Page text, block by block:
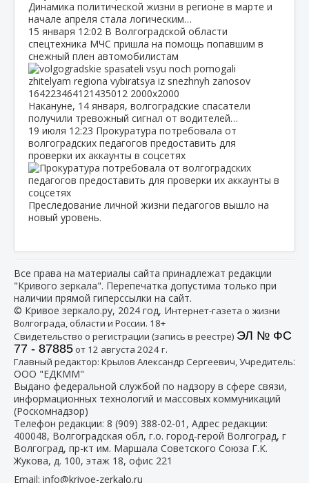
Динамика политической жизни в регионе в марте и
начале апреля стала логическим…
15 января 12:02 В Волгоградской области
спецтехника МЧС пришла на помощь попавшим в
снежный плен автомобилистам
Накануне, 14 января, волгоградские спасатели
получили тревожный сигнал от водителей…
19 июля 12:23 Прокуратура потребовала от
волгоградских педагогов предоставить для
проверки их аккаунты в соцсетях
Преследование личной жизни педагогов вышло на
новый уровень.
Все права на материалы сайта принадлежат редакции
"Кривого зеркала". Перепечатка допустима только при
наличии прямой гиперссылки на сайт.
© Кривое зеркало.ру, 2024 год, Интернет-газета о жизни
Волгограда, области и России. 18+
Свидетельство о регистрации (запись в реестре) ЭЛ № ФС
77 - 87885от 12 августа 2024 г.
Главный редактор: Крылов Александр Сергеевич, Учредитель:
ООО "ЕДКММ"
Выдано федеральной службой по надзору в сфере связи,
информационных технологий и массовых коммуникаций
(Роскомнадзор)
Телефон редакции: 8 (909) 388-02-01 , Адрес редакции:
400048, Волгоградская обл, г.о. город-герой Волгоград, г
Волгоград, пр-кт им. Маршала Советского Союза Г.К.
Жукова, д. 100, этаж 18, офис 221
Email: info@krivoe-zerkalo.ru